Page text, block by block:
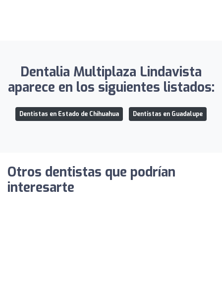
Dentalia Multiplaza Lindavista
aparece en los siguientes listados:
Dentistas en Estado de Chihuahua Dentistas en Guadalupe
Otros dentistas que podrían
interesarte